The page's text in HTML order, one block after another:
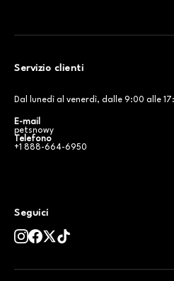
Servizio clienti
Dal lunedì al venerdì, dalle 9:00 alle
E-mail
petsnowy
Telefono
+1 888-664-6950
Seguici